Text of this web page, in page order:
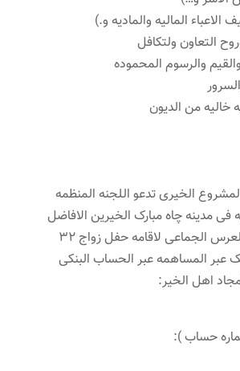
المالیه والمادیه و.)
التعاون ولتکافل
والرسوم المحموده
خالیه من الدیون
الخیری تدعو اللجنه المنظمه
فی مدینه چاه مبارک الخیرین الافاضل
للتبرع لصندوق العرس الجماعی لاقامه حفل زواج 32
عبر المساهمه عبر الحساب البنکی
اهل الخیر:
حساب ):